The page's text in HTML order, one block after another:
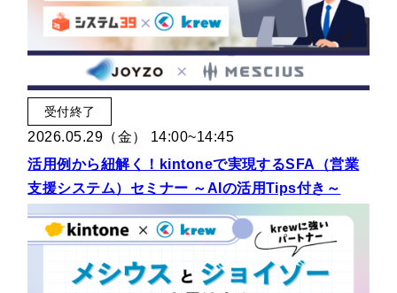
受付終了
2026.05.29（金） 14:00~14:45
活用例から紐解く！kintoneで実現するSFA（営業
支援システム）セミナー ～AIの活用Tips付き～